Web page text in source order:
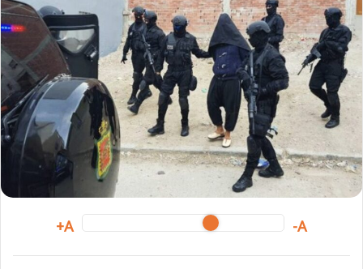
d
a
n
e
m
a
i
l
A-
A+